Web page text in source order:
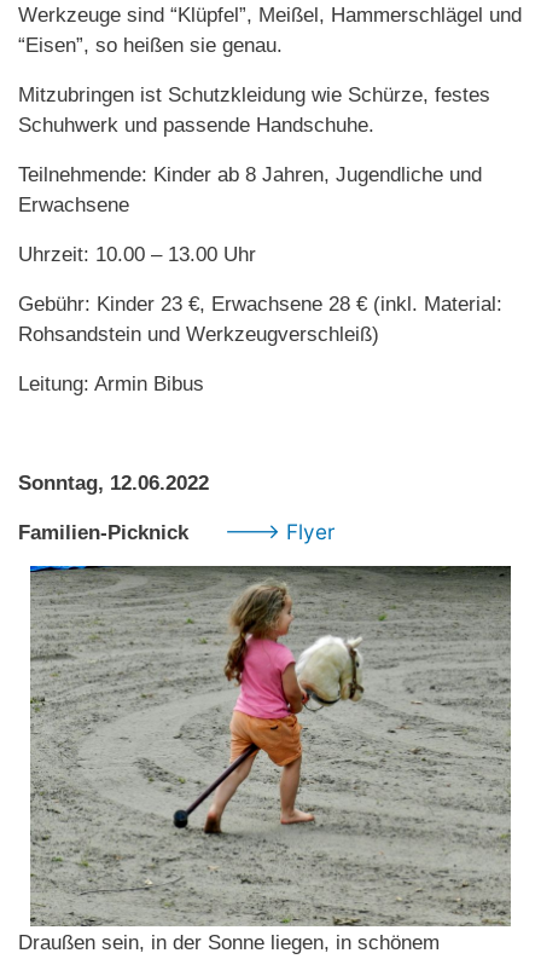
Werkzeuge sind “Klüpfel”, Meißel, Hammerschlägel und
“Eisen”, so heißen sie genau.
Mitzubringen ist Schutzkleidung wie Schürze, festes
Schuhwerk und passende Handschuhe.
Teilnehmende: Kinder ab 8 Jahren, Jugendliche und
Erwachsene
Uhrzeit: 10.00 – 13.00 Uhr
Gebühr: Kinder 23 €, Erwachsene 28 € (inkl. Material:
Rohsandstein und Werkzeugverschleiß)
Leitung: Armin Bibus
Sonntag, 12.06.2022
Familien-Picknick ---> Flyer
Draußen sein, in der Sonne liegen, in schönem